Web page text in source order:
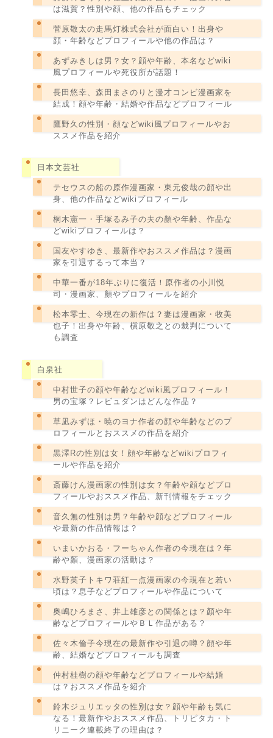
は滋賀？性別や顔、他の作品もチェック
菅原敬太の走馬灯株式会社が面白い！出身や
顔・年齢などプロフィールや他の作品は？
あずみきしは男？女？顔や年齢、本名などwiki
風プロフィールや死役所が話題！
長田悠幸、森田まさのりと漫才コンビ漫画家を
結成！顔や年齢・結婚や作品などプロフィール
鷹野久の性別・顔などwiki風プロフィールやお
ススメ作品を紹介
日本文芸社
テセウスの船の原作漫画家・東元俊哉の顔や出
身、他の作品などwikiプロフィール
桐木憲一・手塚るみ子の夫の顏や年齢、作品な
どwikiプロフィールは？
国友やすゆき、最新作やおススメ作品は？漫画
家を引退するって本当？
中華一番が18年ぶりに復活！原作者の小川悦
司・漫画家、顏やプロフィールを紹介
松本零士、今現在の新作は？妻は漫画家・牧美
也子！出身や年齢、槇原敬之との裁判について
も調査
白泉社
中村世子の顔や年齢などwiki風プロフィール！
男の宝塚？レビュダンはどんな作品？
草凪みずほ・暁のヨナ作者の顔や年齢などのプ
ロフィールとおススメの作品を紹介
黒澤Rの性別は女！顔や年齢などwikiプロフィ
ールや作品を紹介
斎藤けん漫画家の性別は女？年齢や顔などプロ
フィールやおススメ作品、新刊情報をチェック
音久無の性別は男？年齢や顔などプロフィール
や最新の作品情報は？
いまいかおる・フーちゃん作者の今現在は？年
齢や顏、漫画家の活動は？
水野英子トキワ荘紅一点漫画家の今現在と若い
頃は？息子などプロフィールや作品について
奥嶋ひろまさ、井上雄彦との関係とは？顏や年
齢などプロフィールやＢＬ作品がある？
佐々木倫子今現在の最新作や引退の噂？顔や年
齢、結婚などプロフィールも調査
仲村桂樹の顔や年齢などプロフィールや結婚
は？おススメ作品を紹介
鈴木ジュリエッタの性別は女？顔や年齢も気に
なる！最新作やおススメ作品、トリピタカ・ト
リニーク連載終了の理由は？